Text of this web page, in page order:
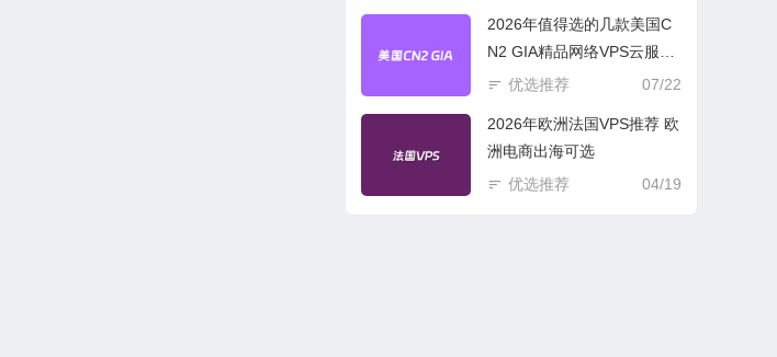
2026年值得选的几款美国C
N2 GIA精品网络VPS云服务
器推荐
07/22
优选推荐
2026年欧洲法国VPS推荐 欧
洲电商出海可选
04/19
优选推荐